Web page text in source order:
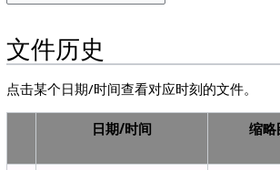
文件历史
点击某个日期/时间查看对应时刻的文件。
日期/时间 缩⁠略⁠